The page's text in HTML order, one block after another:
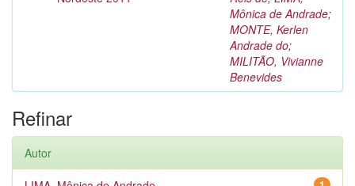
Mônica de Andrade;
MONTE, Kerlen
Andrade do;
MILITÃO, Vivianne
Benevides
Refinar
Autor